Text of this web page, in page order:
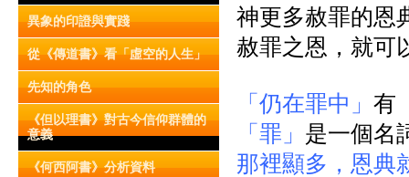
異象的印證與實踐
從《傳道書》看「虛空的人生」
先知的角色
《但以理書》對古今信仰群體的
意義
《何西阿書》分析資料
神更多赦罪的恩
赦罪之恩，就可
「仍在罪中」 有
「罪」 是一個名
那裡顯多，恩典